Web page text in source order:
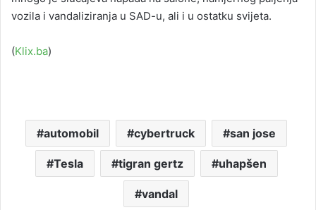
vozila i vandaliziranja u SAD-u, ali i u ostatku svijeta.
(Klix.ba)
automobil cybertruck san jose
Tesla tigran gertz uhapšen
vandal